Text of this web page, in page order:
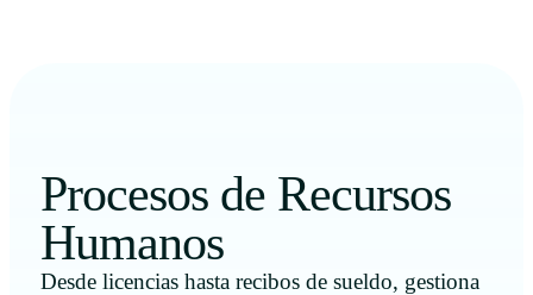
Procesos de Recursos
Humanos
Desde licencias hasta recibos de sueldo, gestiona